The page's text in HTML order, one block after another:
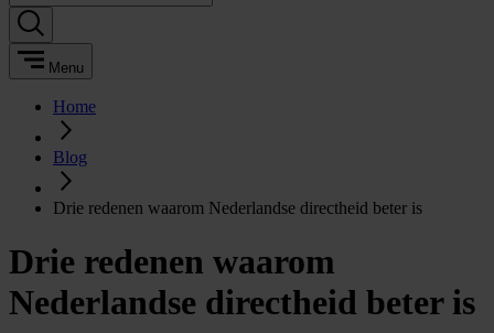
Menu
Home
Blog
Drie redenen waarom Nederlandse directheid beter is
Drie redenen waarom
Nederlandse directheid beter is